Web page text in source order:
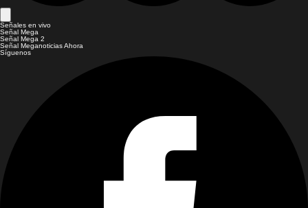
Señales en vivo
Señal Mega
Señal Mega 2
Señal Meganoticias Ahora
Síguenos